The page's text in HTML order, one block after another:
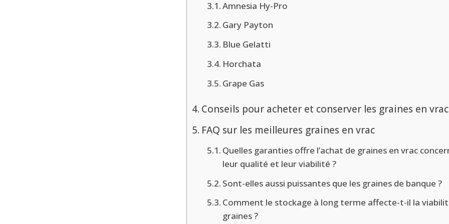
Amnesia Hy-Pro
Gary Payton
Blue Gelatti
Horchata
Grape Gas
Conseils pour acheter et conserver les graines en vrac
FAQ sur les meilleures graines en vrac
Quelles garanties offre l’achat de graines en vrac
leur qualité et leur viabilité ?
Sont-elles aussi puissantes que les graines de banque ?
Comment le stockage à long terme affecte-t-il la
graines ?